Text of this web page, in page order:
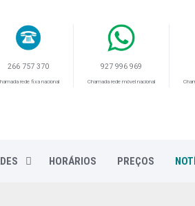
266 757 370
rede fixa nacional
927 996 969
Chamada rede móvel nacional
HORÁRIOS PREÇOS